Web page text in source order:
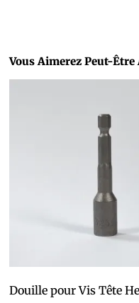
Vous Aimerez Peut-
Douille pour Vis Tête